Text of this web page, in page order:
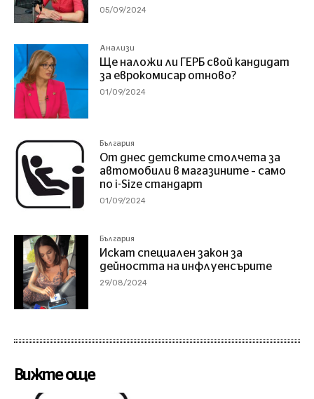
05/09/2024
Анализи
Ще наложи ли ГЕРБ свой кандидат
за еврокомисар отново?
01/09/2024
България
От днес детските столчета за
автомобили в магазините – само
по i-Size стандарт
01/09/2024
България
Искат специален закон за
дейността на инфлуенсърите
29/08/2024
Вижте още